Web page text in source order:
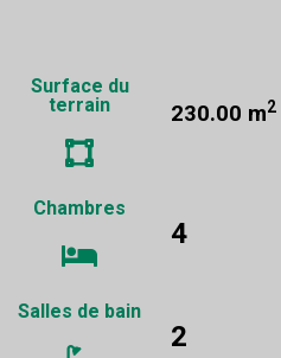
Surface du
terrain
230.00 m2
Chambres
4
Salles de bain
2